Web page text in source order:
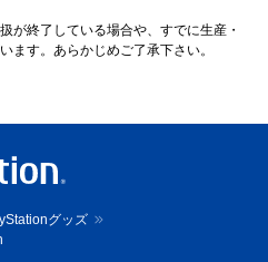
が終了している場合や、すでに生産・
ます。あらかじめご了承下さい。
グッズ